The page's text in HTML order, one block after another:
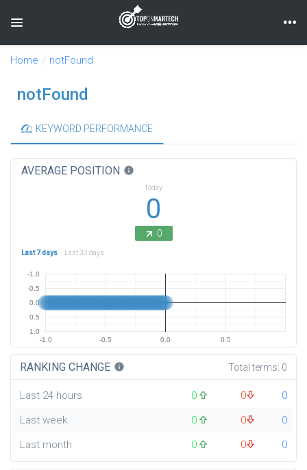
Toggle navigation
Home notFound
notFound
KEYWORD PERFORMANCE
AVERAGE POSITION info
Today
0
0
Last 7 days Last 30 days
-1.0 -0.5 0.0 0.5
-1.0
-0.5
0.0
0.5
1.0
RANKING CHANGE info Total terms: 0
Last 24 hours 0 0
0
Last week
0 0
0
Last month
0 0 0